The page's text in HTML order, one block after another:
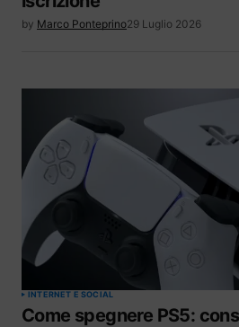
by Marco Ponteprino29 Luglio 2026
INTERNET E SOCIAL
Come spegnere PS5: